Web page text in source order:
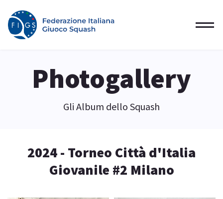
Photogallery
Gli Album dello Squash
2024 - Torneo Città d'Italia
Giovanile #2 Milano